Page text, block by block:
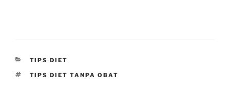
CATEGORIES
TIPS DIET
TAGS
TIPS DIET TANPA OBAT